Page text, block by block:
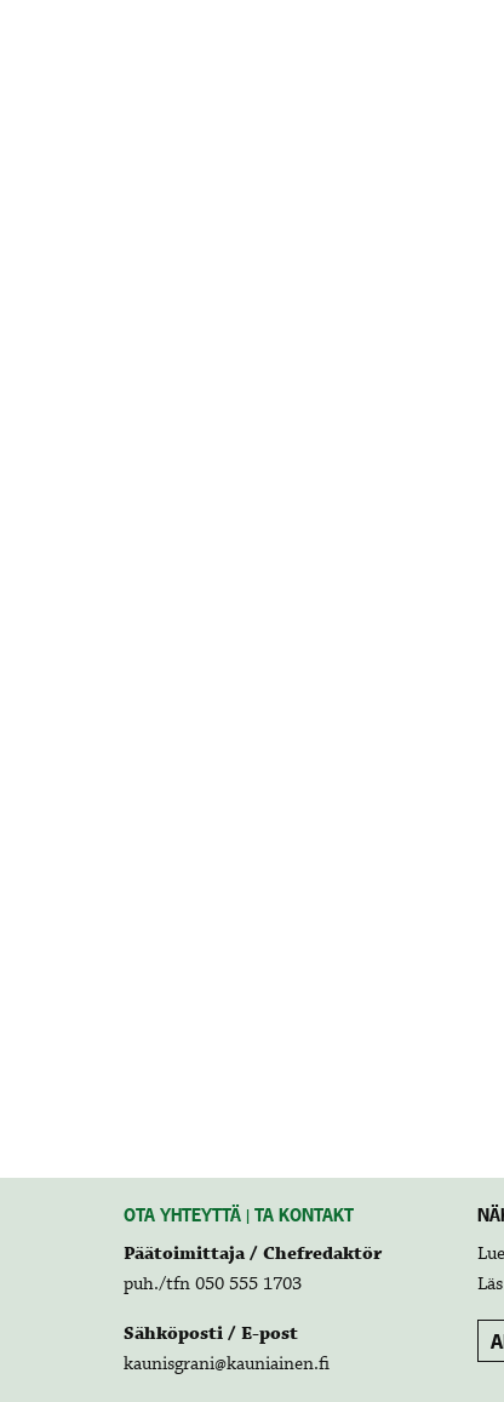
OTA YHTEYTTÄ | TA KONTAKT
Päätoimittaja / Chefredaktör
puh./tfn 050 555 1703
Sähköposti / E-post
kaunisgrani@kauniainen.fi